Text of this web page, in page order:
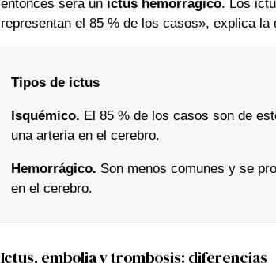
entonces será un ictus hemorrágico. Los
representan el 85 % de los casos», explica la
Tipos de ictus
Isquémico. El 85 % de los casos son de
una arteria en el cerebro.
Hemorrágico. Son menos comunes y se
en el cerebro.
Ictus, embolia y trombosis: diferencias